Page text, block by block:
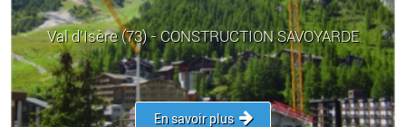
Val d’Isère (73) - CONSTRUCTION SAVOYARDE
En savoir plus